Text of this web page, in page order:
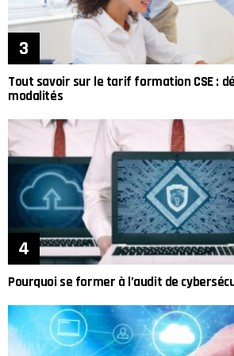
Tout savoir sur le tarif formation CSE :
modalités
Pourquoi se former à l’audit de